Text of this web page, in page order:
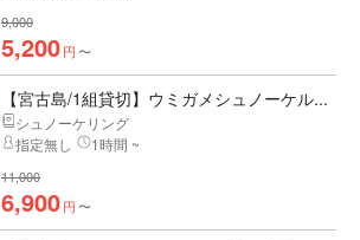
9,000
5,200円 〜
【宮古島/1組貸切】ウミガメシュノーケル...
シュノーケリング
指定無し
1時間 ~
11,000
6,900円 〜